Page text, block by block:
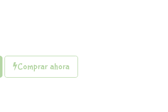
Comprar ahora